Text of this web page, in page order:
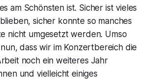
am Schönsten ist. Sicher ist vieles
sicher konnte so manches
nicht umgesetzt werden. Umso
dass wir im Konzertbereich die
noch ein weiteres Jahr
und vielleicht einiges